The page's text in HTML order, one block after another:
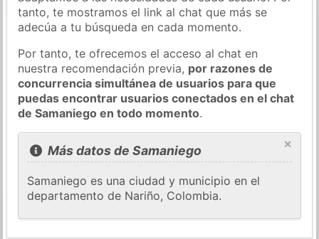
tanto, te mostramos el link al chat que más se
adecúa a tu búsqueda en cada momento.
Por tanto, te ofrecemos el acceso al chat en
nuestra recomendación previa, por razones de
concurrencia simultánea de usuarios para que
puedas encontrar usuarios conectados en el chat
de Samaniego en todo momento.
×
Más datos de Samaniego
Samaniego es una ciudad y municipio en el
departamento de Nariño, Colombia.